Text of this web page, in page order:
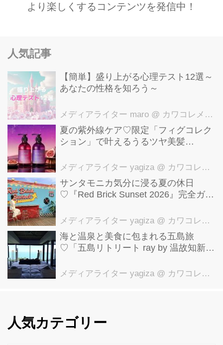
より楽しくするコンテンツを発信中！
人気記事
【簡単】盛り上がる心理テスト12選～
あなたの性格を知ろう～
メディアライター maro @ カワコレメディア編集部
夏の紫外線ケア♡限定「フィグコレク
ション」で叶えるうるツヤ美髪
メディアライター yagiza @ カワコレメディア編集部
サンタモニカ気分に浸る夏の休日
♡『Red Brick Sunset 2026』完全ガイ
メディアライター yagiza @ カワコレメディア編集部
海と温泉と美食に包まれる五島旅
♡「五島リトリート ray by 温故知新」
メディアライター yagiza @ カワコレメディア編集部
人気カテゴリー